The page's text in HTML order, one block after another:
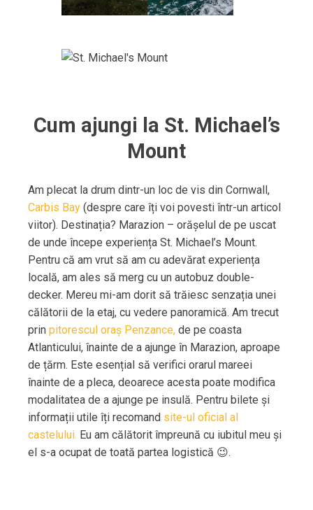
Cum ajungi la St. Michael’s
Mount
Am plecat la drum dintr-un loc de vis din Cornwall,
Carbis Bay (despre care îți voi povesti într-un articol
viitor). Destinația? Marazion – orășelul de pe uscat
de unde începe experiența St. Michael’s Mount.
Pentru că am vrut să am cu adevărat experiența
locală, am ales să merg cu un autobuz double-
decker. Mereu mi-am dorit să trăiesc senzația unei
călătorii de la etaj, cu vedere panoramică. Am trecut
prin pitorescul oraș Penzance, de pe coasta
Atlanticului, înainte de a ajunge în Marazion, aproape
de țărm. Este esențial să verifici orarul mareei
înainte de a pleca, deoarece acesta poate modifica
modalitatea de a ajunge pe insulă. Pentru bilete și
informații utile îți recomand site-ul oficial al
castelului. Eu am călătorit împreună cu iubitul meu și
el s-a ocupat de toată partea logistică 😉.